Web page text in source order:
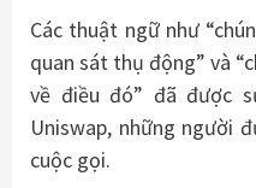
Các thuật ngữ như
quan sát thụ động” và
về điều đó” đã được
Uniswap, những người
cuộc gọi.